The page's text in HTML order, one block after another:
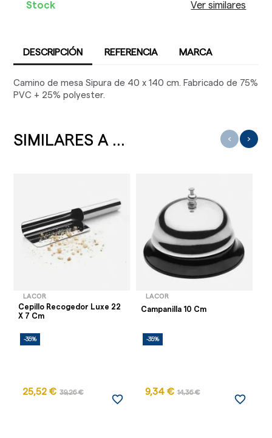
Stock Ver similares
DESCRIPCIÓN REFERENCIA MARCA
Camino de mesa Sipura de 40 x 140 cm. Fabricado de 75%
PVC + 25% polyester.
SIMILARES A ...
LACOR
Cepillo Recogedor Luxe 22
X 7 Cm
-35%
25,52 € 39,26 €
favorite_border
LACOR
Campanilla 10 Cm
-35%
9,34 € 14,36 €
favorite_border
‹ ›